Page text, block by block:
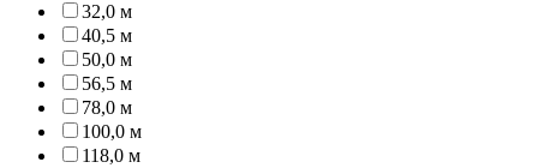
32,0 м
40,5 м
50,0 м
56,5 м
78,0 м
100,0 м
118,0 м